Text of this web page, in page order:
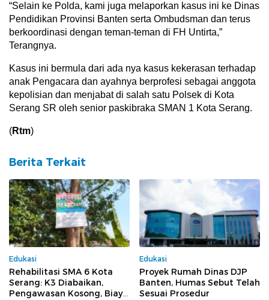
“Selain ke Polda, kami juga melaporkan kasus ini ke Dinas
Pendidikan Provinsi Banten serta Ombudsman dan terus
berkoordinasi dengan teman-teman di FH Untirta,”
Terangnya.
Kasus ini bermula dari ada nya kasus kekerasan terhadap
anak Pengacara dan ayahnya berprofesi sebagai anggota
kepolisian dan menjabat di salah satu Polsek di Kota
Serang SR oleh senior paskibraka SMAN 1 Kota Serang.
(Rtm)
Berita Terkait
Edukasi
Rehabilitasi SMA 6 Kota
Serang: K3 Diabaikan,
Pengawasan Kosong, Biaya
Edukasi
Proyek Rumah Dinas DJP
Banten, Humas Sebut Telah
Sesuai Prosedur